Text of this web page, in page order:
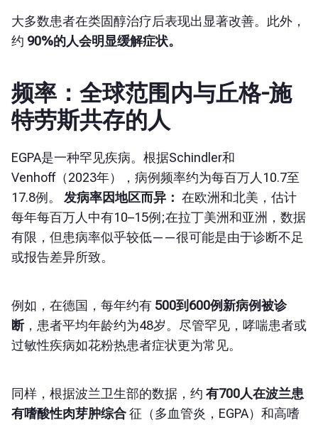
大多数患者在类固醇治疗后表现出显著改善。此外，
约 90%的人会明显缓解症状。
频率：全球范围内与丘格-施
特劳斯共存的人
EGPA是一种罕见疾病。根据Schindler和
Venhoff（2023年），病例频率约为每百万人10.7至
17.8例。 发病率因地区而异： 在欧洲和北美，估计
每年每百万人中有10–15例;在拉丁美洲和亚洲，数据
有限，但患病率似乎较低——很可能是由于诊断不足
或报告差异所致。
例如，在德国，每年约有 500到600例新病例被诊
断，患者平均年龄约为48岁。尽管罕见，哮喘患者或
过敏性疾病如花粉热患者症状更为常见。
同样，根据波兰卫生部的数据，约 有700人在波兰患
有嗜酸性肉芽肿综合征（多血管炎，EGPA）和高嗜